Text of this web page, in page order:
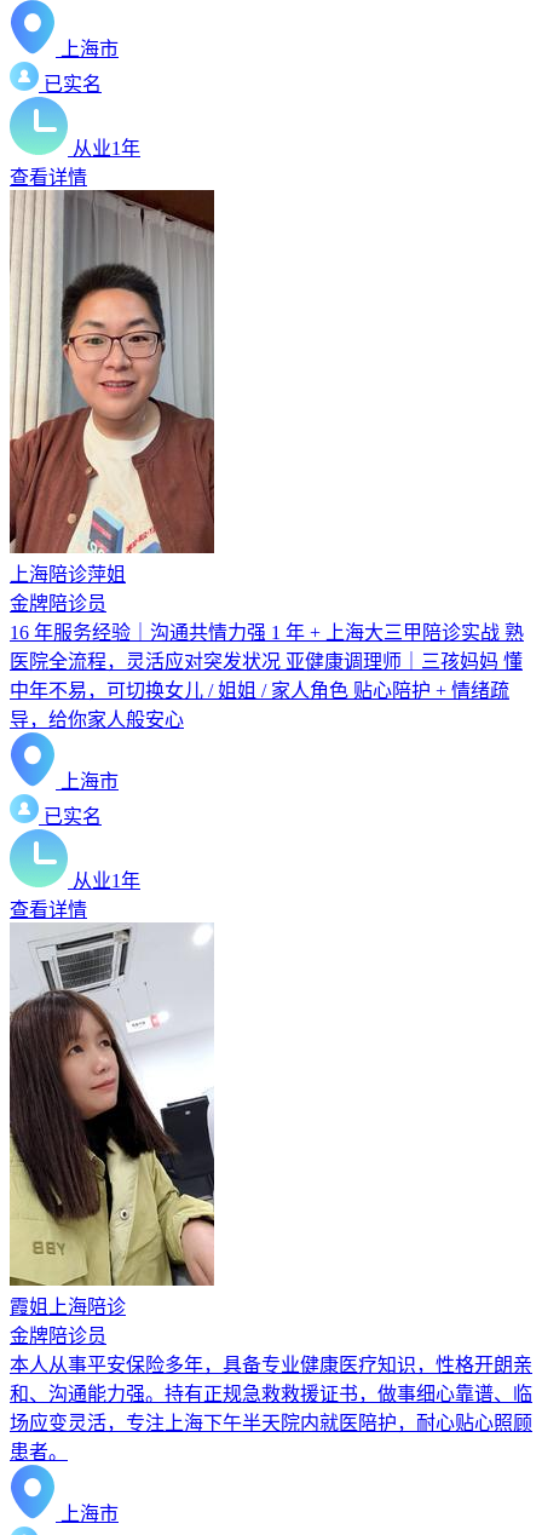
上海市
已实名
从业1年
查看详情
上海陪诊萍姐
金牌陪诊员
16 年服务经验｜沟通共情力强 1 年 + 上海大三甲陪诊实战 熟
医院全流程，灵活应对突发状况 亚健康调理师｜三孩妈妈 懂
中年不易，可切换女儿 / 姐姐 / 家人角色 贴心陪护 + 情绪疏
导，给你家人般安心
上海市
已实名
从业1年
查看详情
霞姐上海陪诊
金牌陪诊员
本人从事平安保险多年，具备专业健康医疗知识，性格开朗亲
和、沟通能力强。持有正规急救救援证书，做事细心靠谱、临
场应变灵活，专注上海下午半天院内就医陪护，耐心贴心照顾
患者。
上海市